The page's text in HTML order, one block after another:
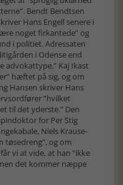
Bendt Bendtsen
Hans Engell senere i
noget firkantede” og
i politiet. Adressaten
i Odense end
advokattype.” Kaj Ikast
hæftet på sig, og om
Hansen skriver Hans
”hvilket
til det yderste.” Den
for Per Stig
Niels Krause-
tøsedreng”, og om
vi at vide, at han ”ikke
det kommer næppe